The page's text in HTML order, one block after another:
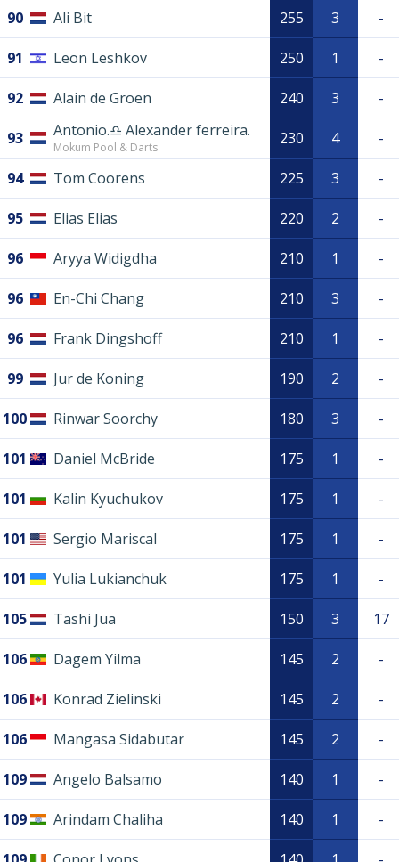
90 Ali Bit 255 3 -
91 Leon Leshkov 250 1 -
92 Alain de Groen 240 3 -
93 Antonio.♎️ Alexander ferreira.
Mokum Pool & Darts 230 4 -
94 Tom Coorens 225 3 -
95 Elias Elias 220 2 -
96 Aryya Widigdha 210 1 -
96 En-Chi Chang 210 3 -
96 Frank Dingshoff 210 1 -
99 Jur de Koning 190 2 -
100 Rinwar Soorchy 180 3 -
101 Daniel McBride 175 1 -
101 Kalin Kyuchukov 175 1 -
101 Sergio Mariscal 175 1 -
101 Yulia Lukianchuk 175 1 -
105 Tashi Jua 150 3 17
106 Dagem Yilma 145 2 -
106 Konrad Zielinski 145 2 -
106 Mangasa Sidabutar 145 2 -
109 Angelo Balsamo 140 1 -
109 Arindam Chaliha 140 1 -